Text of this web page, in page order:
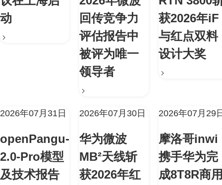
动
回传竞争力
评估报告中
被评为唯一
领导者
获2026年iF
与红点双料
设计大奖
2026年07月31日
openPangu-
2.0-Pro模型
及技术报告
2026年07月30日
华为微波
MB²天线斩
获2026年红
2026年07月29
摩洛哥inwi
携手华为完
成8T8R商